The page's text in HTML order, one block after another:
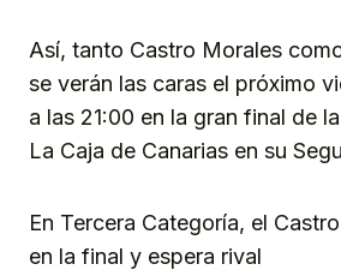
Así, tanto Castro Morales
se verán las caras el próximo
a las 21:00 en la gran final de
La Caja de Canarias en su
En Tercera Categoría, el
en la final y espera rival